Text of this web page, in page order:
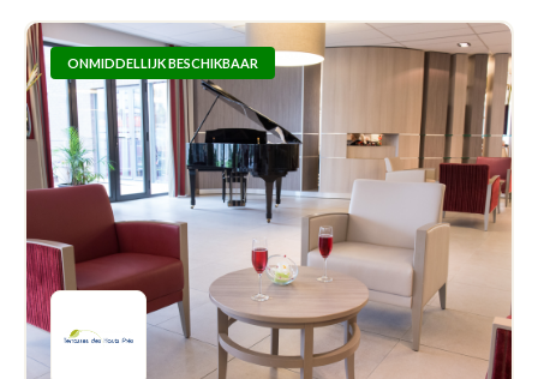
ONMIDDELLIJK BESCHIKBAAR